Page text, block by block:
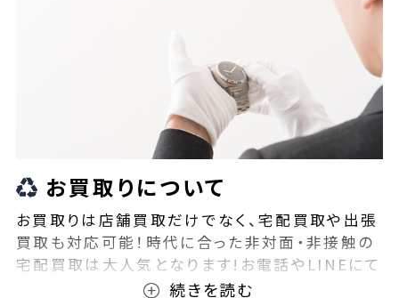
お買取りについて
お買取りは店舗買取だけでなく、宅配買取や出張
買取も対応可能！時代に合った非対面・非接触の
宅配買取は大人気となります!お電話やLINEにて
事前査定が可能となっております！また無料の宅